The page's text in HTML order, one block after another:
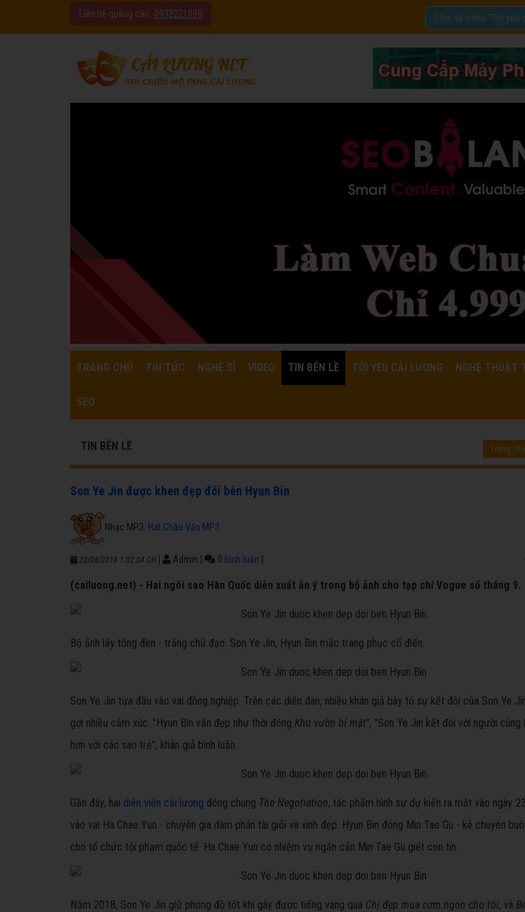
Liên hệ quảng cáo: 0932221090 Chia sẻ video "Tôi yêu
TRANG CHỦ TIN TỨC NGHỆ SĨ VIDEO TIN BÊN LỀ TÔI YÊU CẢI LƯƠNG NGHỆ THUẬT
SEO
TIN BÊN LỀ Trang chủ
Son Ye Jin được khen đẹp đôi bên Hyun Bin
Nhạc MP3: Hát Chầu Văn MP3
22/08/2018 1:02:04 CH Admin 0 bình luận
(cailuong.net) - Hai ngôi sao Hàn Quốc diễn xuất ăn ý trong bộ ảnh cho tạp chí Vogue số tháng 9.
Bộ ảnh lấy tông đen - trắng chủ đạo. Son Ye Jin, Hyun Bin mặc trang phục cổ điển.
Son Ye Jin tựa đầu vào vai đồng nghiệp. Trên các diễn đàn, nhiều khán giả bày tỏ sự kết đôi của Son Ye
gợi nhiều cảm xúc. "Hyun Bin vẫn đẹp như thời đóng Khu vườn bí mật", "Son Ye Jin kết đôi với người cùng
hơn với các sao trẻ", khán giả bình luận.
Gần đây, hai diễn viên cải lương đóng chung The Negotiation, tác phẩm hình sự dự kiến ra mắt vào ngày
vào vai Ha Chae Yun - chuyên gia đàm phán tài giỏi và xinh đẹp. Hyun Bin đóng Min Tae Gu - kẻ chuyên
cho tổ chức tội phạm quốc tế. Ha Chae Yun có nhiệm vụ ngăn cản Min Tae Gu giết con tin.
Năm 2018, Son Ye Jin giữ phong độ tốt khi gây được tiếng vang qua Chị đẹp mua cơm ngon cho tôi, và